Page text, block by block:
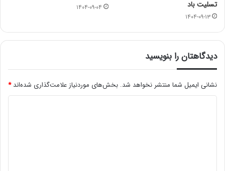
تسلیت باد
۱۴۰۴-۰۹-۱۳
۱۴۰۴-۰۹-۰۴
دیدگاهتان را بنویسید
نشانی ایمیل شما منتشر نخواهد شد. بخش‌های موردنیاز علامت‌گذاری شده‌اند*